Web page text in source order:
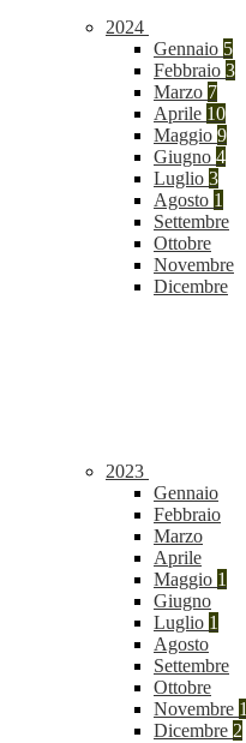
2024
Gennaio 5
Febbraio 3
Marzo 7
Aprile 10
Maggio 9
Giugno 4
Luglio 3
Agosto 1
Settembre
Ottobre
Novembre
Dicembre
2023
Gennaio
Febbraio
Marzo
Aprile
Maggio 1
Giugno
Luglio 1
Agosto
Settembre
Ottobre
Novembre 1
Dicembre 2